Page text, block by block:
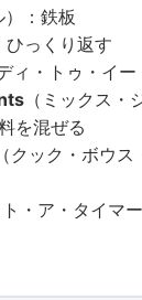
）：鉄板
ひっくり返す
ディ・トゥ・イ
（ミックス・
を混ぜる
（クック・ボウ
ト・ア・タイマ